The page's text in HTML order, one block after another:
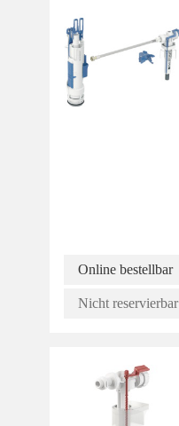
Online bestellbar
Nicht reservierbar